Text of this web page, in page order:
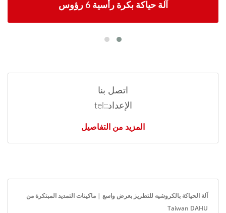
آلة حياكة بكرة رأسية 6 رؤوس
اتصل بنا
الإعداد::tel
المزيد من التفاصيل
آلة الحياكة بالكروشيه للتطريز بعرض واسع | ماكينات التمديد المبتكرة من
Taiwan DAHU